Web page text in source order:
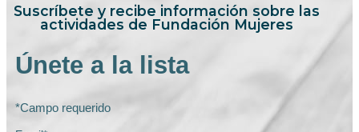
Suscríbete y recibe información sobre las
actividades de Fundación Mujeres
Únete a la lista
*Campo requerido